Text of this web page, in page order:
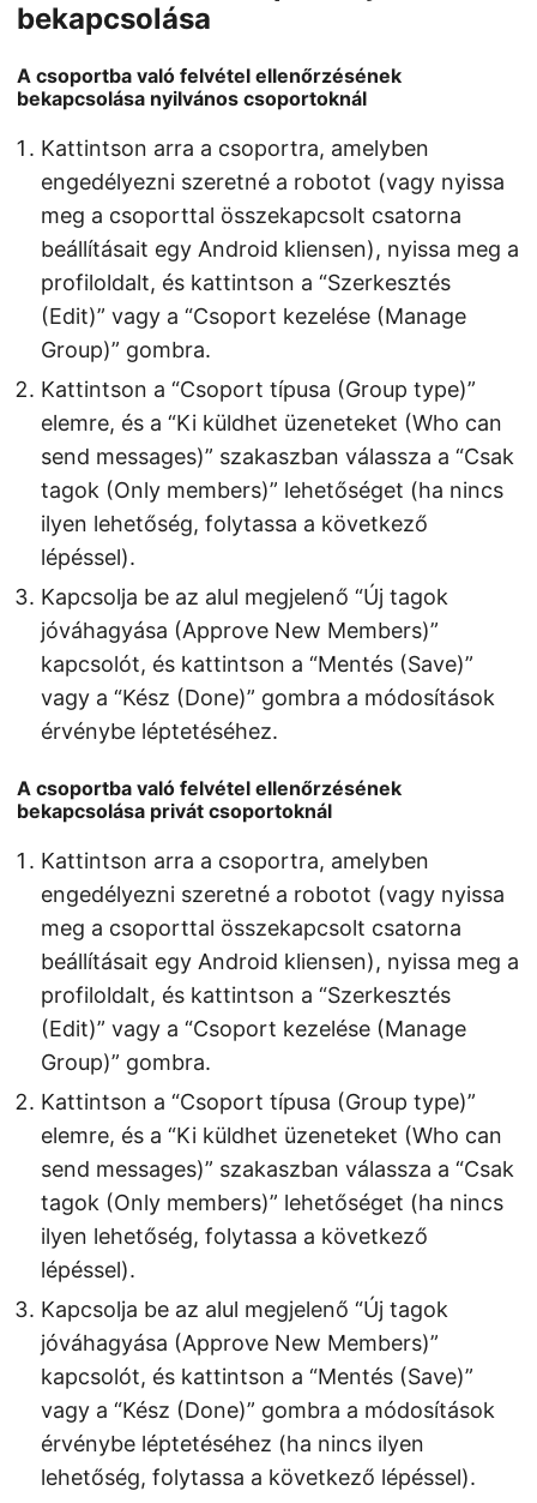
bekapcsolása
A csoportba való felvétel ellenőrzésének
bekapcsolása nyilvános csoportoknál
Kattintson arra a csoportra, amelyben
engedélyezni szeretné a robotot (vagy nyissa
meg a csoporttal összekapcsolt csatorna
beállításait egy Android kliensen), nyissa meg a
profiloldalt, és kattintson a “Szerkesztés
(Edit)” vagy a “Csoport kezelése (Manage
Group)” gombra.
Kattintson a “Csoport típusa (Group type)”
elemre, és a “Ki küldhet üzeneteket (Who can
send messages)” szakaszban válassza a “Csak
tagok (Only members)” lehetőséget (ha nincs
ilyen lehetőség, folytassa a következő
lépéssel).
Kapcsolja be az alul megjelenő “Új tagok
jóváhagyása (Approve New Members)”
kapcsolót, és kattintson a “Mentés (Save)”
vagy a “Kész (Done)” gombra a módosítások
érvénybe léptetéséhez.
A csoportba való felvétel ellenőrzésének
bekapcsolása privát csoportoknál
Kattintson arra a csoportra, amelyben
engedélyezni szeretné a robotot (vagy nyissa
meg a csoporttal összekapcsolt csatorna
beállításait egy Android kliensen), nyissa meg a
profiloldalt, és kattintson a “Szerkesztés
(Edit)” vagy a “Csoport kezelése (Manage
Group)” gombra.
Kattintson a “Csoport típusa (Group type)”
elemre, és a “Ki küldhet üzeneteket (Who can
send messages)” szakaszban válassza a “Csak
tagok (Only members)” lehetőséget (ha nincs
ilyen lehetőség, folytassa a következő
lépéssel).
Kapcsolja be az alul megjelenő “Új tagok
jóváhagyása (Approve New Members)”
kapcsolót, és kattintson a “Mentés (Save)”
vagy a “Kész (Done)” gombra a módosítások
érvénybe léptetéséhez (ha nincs ilyen
lehetőség, folytassa a következő lépéssel).